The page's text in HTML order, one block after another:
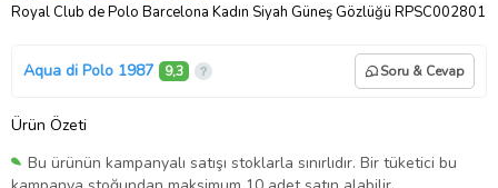
Royal Club de Polo Barcelona Kadın Siyah Güneş Gözlüğü RPSC002801
Aqua di Polo 1987 9,3 Soru & Cevap
Ürün Özeti
Bu ürünün kampanyalı satışı stoklarla sınırlıdır. Bir tüketici bu